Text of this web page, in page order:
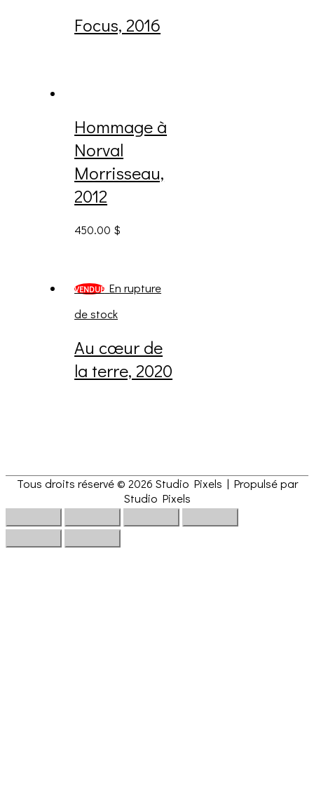
Focus, 2016
Hommage à
Norval
Morrisseau,
2012
450.00 $
VENDUE En rupture
de stock
Au cœur de
la terre, 2020
Tous droits réservé © 2026 Studio Pixels | Propulsé par
Studio Pixels